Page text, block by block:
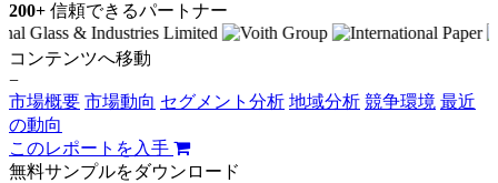
200+ 信頼できるパートナー
コンテンツへ移動
−
市場概要 市場動向 セグメント分析 地域分析 競争環境 最近
の動向
このレポートを入手
無料サンプルをダウンロード